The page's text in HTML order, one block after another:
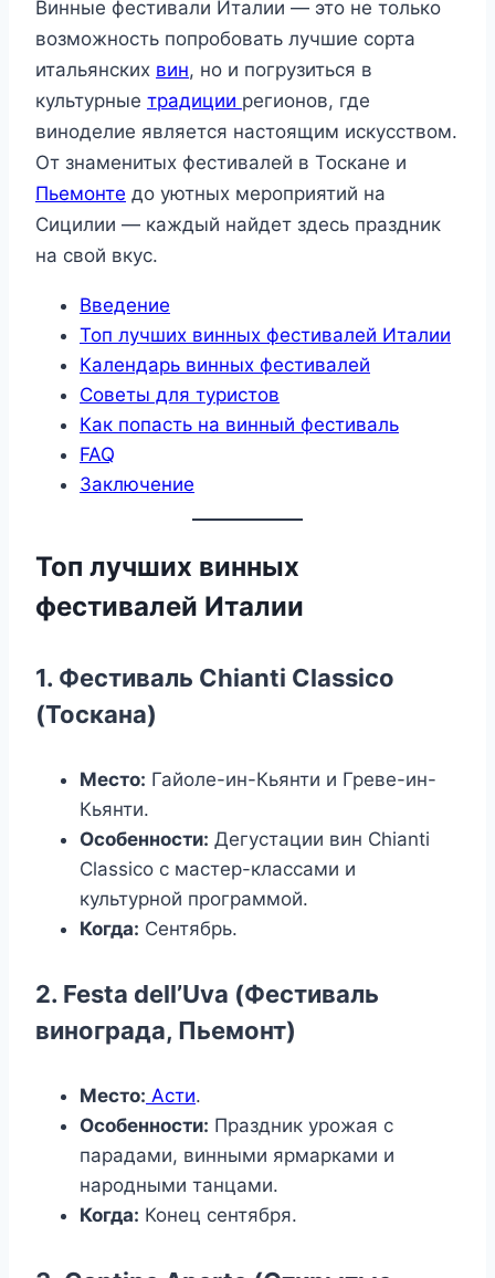
Винные фестивали Италии — это не только
возможность попробовать лучшие сорта
итальянских вин, но и погрузиться в
культурные традиции регионов, где
виноделие является настоящим искусством.
От знаменитых фестивалей в Тоскане и
Пьемонте до уютных мероприятий на
Сицилии — каждый найдет здесь праздник
на свой вкус.
Введение
Топ лучших винных фестивалей Италии
Календарь винных фестивалей
Советы для туристов
Как попасть на винный фестиваль
FAQ
Заключение
Топ лучших винных
фестивалей Италии
1. Фестиваль Chianti Classico
(Тоскана)
Место: Гайоле-ин-Кьянти и Греве-ин-
Кьянти.
Особенности: Дегустации вин Chianti
Classico с мастер-классами и
культурной программой.
Когда: Сентябрь.
2. Festa dell’Uva (Фестиваль
винограда, Пьемонт)
Место: Асти.
Особенности: Праздник урожая с
парадами, винными ярмарками и
народными танцами.
Когда: Конец сентября.